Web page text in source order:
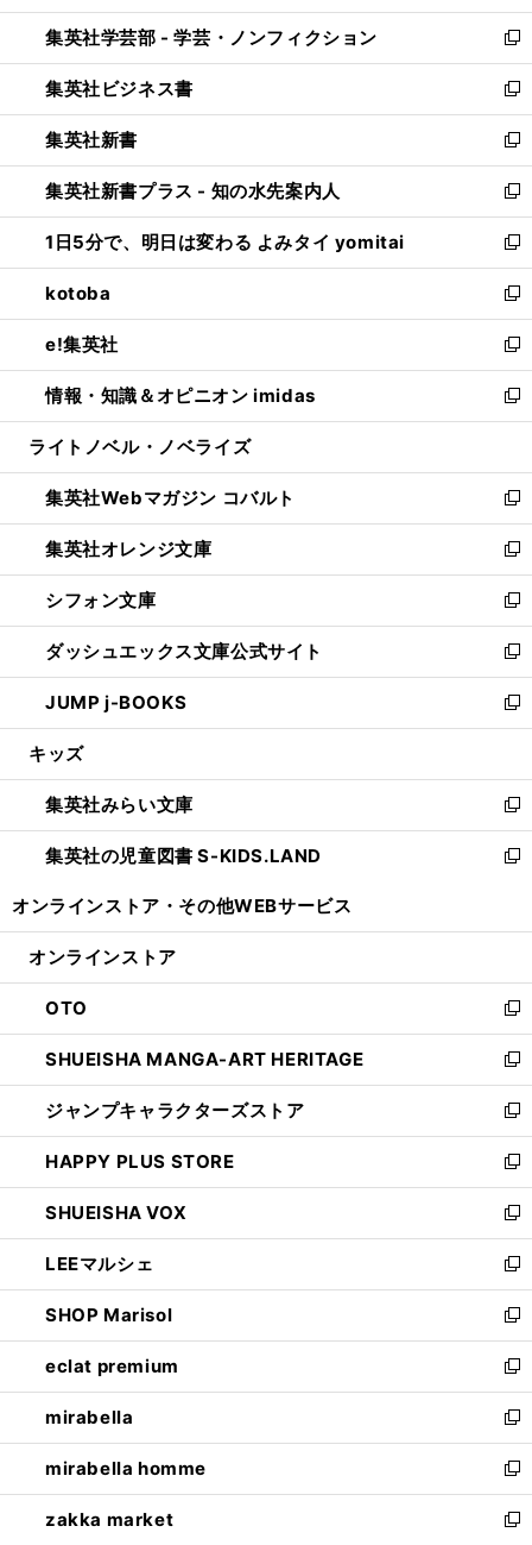
開
く
ウ
で
開
く
ン
ド
ウ
で
開
く
ウ
ィ
ン
ド
ウ
で
開
く
集英社学芸部 - 学芸・ノンフィクション
新
し
い
ウ
ィ
ン
ド
ウ
で
開
く
集英社ビジネス書
新
し
い
ウ
ィ
ン
ド
ウ
で
開
く
集英社新書
新
し
い
ウ
ィ
ン
ド
ウ
で
開
く
集英社新書プラス - 知の水先案内人
新
し
い
ウ
ィ
ン
ド
ウ
で
開
1日5分で、明日は変わる よみタイ yomitai
新
し
い
ウ
ィ
ン
ド
ウ
開
く
kotoba
新
し
い
ウ
ィ
ン
ウ
で
開
く
e!集英社
新
し
い
ウ
ン
ド
ウ
で
開
く
情報・知識＆オピニオン imidas
新
し
ウ
ィ
ン
ド
ウ
で
開
く
ライトノベル・ノベライズ
集英社Webマガジン コバルト
新
し
い
ウ
ィ
ン
ド
ウ
で
開
集英社オレンジ文庫
新
し
い
ウ
ィ
ン
ド
ウ
開
く
シフォン文庫
新
し
い
ウ
ィ
ン
ウ
で
開
く
ダッシュエックス文庫公式サイト
新
し
い
ウ
ン
ド
ウ
で
JUMP j-BOOKS
新
し
ウ
ィ
ン
ド
開
キッズ
集英社みらい文庫
新
し
い
ン
ウ
で
開
く
集英社の児童図書 S-KIDS.LAND
新
ウ
ン
ド
ウ
で
開
く
オンラインストア・ その他WEBサービス
オンラインストア
OTO
新
し
い
ウ
ィ
ン
ド
ウ
で
開
く
SHUEISHA MANGA-ART HERITAGE
新
し
い
ウ
ィ
ン
ド
ウ
で
開
く
ジャンプキャラクターズストア
新
し
い
ウ
ィ
ン
ド
ウ
で
開
く
HAPPY PLUS STORE
新
し
い
ウ
ィ
ン
ド
ウ
で
開
く
SHUEISHA VOX
新
し
い
ウ
ィ
ン
ド
ウ
で
開
く
LEEマルシェ
新
し
い
ウ
ィ
ン
ド
ウ
で
開
く
SHOP Marisol
新
し
い
ウ
ィ
ン
ド
ウ
で
eclat premium
新
し
い
ウ
ィ
ン
ド
mirabella
新
し
い
ウ
ィ
mirabella homme
新
し
い
zakka market
新